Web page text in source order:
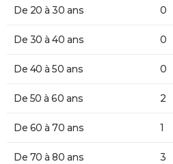
De 20 à 30 ans 0
De 30 à 40 ans 0
De 40 à 50 ans 0
De 50 à 60 ans 2
De 60 à 70 ans 1
De 70 à 80 ans 3